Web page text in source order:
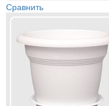
Сравнить